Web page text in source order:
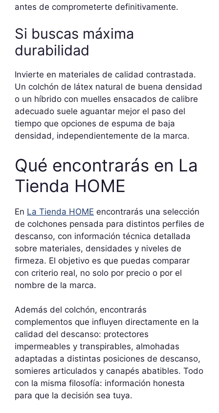
antes de comprometerte definitivamente.
Si buscas máxima
durabilidad
Invierte en materiales de calidad contrastada.
Un colchón de látex natural de buena densidad
o un híbrido con muelles ensacados de calibre
adecuado suele aguantar mejor el paso del
tiempo que opciones de espuma de baja
densidad, independientemente de la marca.
Qué encontrarás en La
Tienda HOME
En La Tienda HOME encontrarás una selección
de colchones pensada para distintos perfiles de
descanso, con información técnica detallada
sobre materiales, densidades y niveles de
firmeza. El objetivo es que puedas comparar
con criterio real, no solo por precio o por el
nombre de la marca.
Además del colchón, encontrarás
complementos que influyen directamente en la
calidad del descanso: protectores
impermeables y transpirables, almohadas
adaptadas a distintas posiciones de descanso,
somieres articulados y canapés abatibles. Todo
con la misma filosofía: información honesta
para que la decisión sea tuya.